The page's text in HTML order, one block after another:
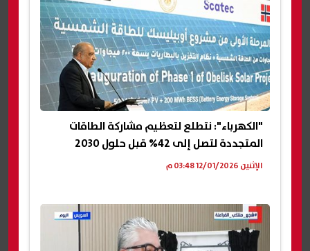
"الكهرباء": نتطلع لتعظيم مشاركة الطاقات
المتجددة لتصل إلى 42% قبل حلول 2030
الإثنين 12/01/2026 03:48 م